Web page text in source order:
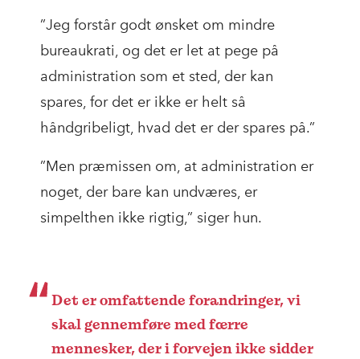
”Jeg forstår godt ønsket om mindre
bureaukrati, og det er let at pege på
administration som et sted, der kan
spares, for det er ikke er helt så
håndgribeligt, hvad det er der spares på.”
”Men præmissen om, at administration er
noget, der bare kan undværes, er
simpelthen ikke rigtig,” siger hun.
Det er omfattende forandringer, vi
skal gennemføre med færre
mennesker, der i forvejen ikke sidder